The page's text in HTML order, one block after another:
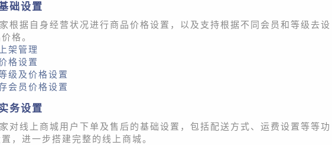
础设置
根据自身经营状况进行商品价格设置，以及支持根据不同会员和等级去设
格。
架管理
格设置
级及价格设置
会员价格设置
务设置
对线上商城用户下单及售后的基础设置，包括配送方式、运费设置等等功
，进一步搭建完整的线上商城。